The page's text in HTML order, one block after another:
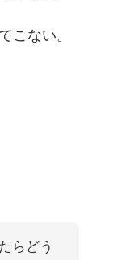
こない。
らどう